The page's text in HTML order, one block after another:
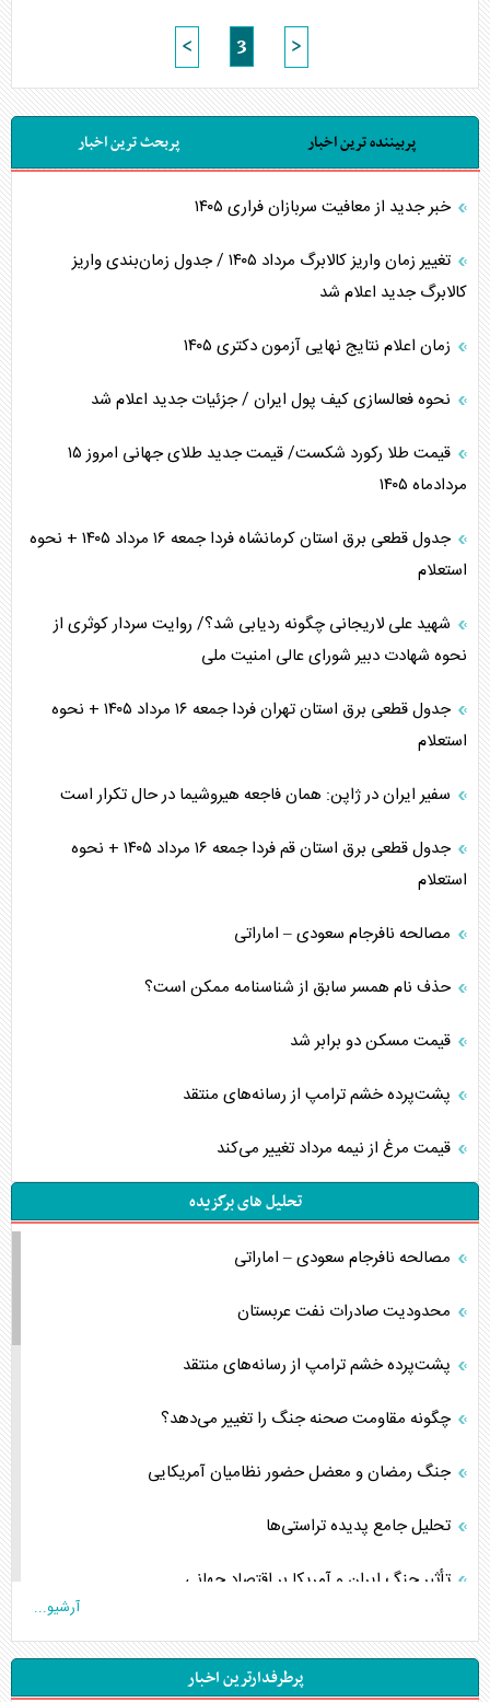
< 3 >
پربیننده ترین اخبار پربحث ترین اخبار
خبر جدید از معافیت سربازان فراری ۱۴۰۵
تغییر زمان واریز کالابرگ مرداد ۱۴۰۵ / جدول زمان‌بندی واریز
کالابرگ جدید اعلام شد
زمان اعلام نتایج نهایی آزمون دکتری ۱۴۰۵
نحوه فعالسازی کیف پول ایران / جزئیات جدید اعلام شد
قیمت طلا رکورد شکست/ قیمت جدید طلای جهانی امروز ۱۵
مردادماه ۱۴۰۵
جدول قطعی برق استان کرمانشاه فردا جمعه ۱۶ مرداد ۱۴۰۵ + نحوه
استعلام
شهید علی لاریجانی چگونه ردیابی شد؟/ روایت سردار کوثری از
نحوه شهادت دبیر شورای عالی امنیت ملی
جدول قطعی برق استان تهران فردا جمعه ۱۶ مرداد ۱۴۰۵ + نحوه
استعلام
سفیر ایران در ژاپن: همان فاجعه هیروشیما در حال تکرار است
جدول قطعی برق استان قم فردا جمعه ۱۶ مرداد ۱۴۰۵ + نحوه
استعلام
مصالحه نافرجام سعودی – اماراتی
حذف نام همسر سابق از شناسنامه ممکن است؟
قیمت مسکن دو برابر شد
پشت‌پرده خشم ترامپ از رسانه‌های منتقد
قیمت مرغ از نیمه مرداد تغییر می‌کند
تحلیل های برگزیده
مصالحه نافرجام سعودی – اماراتی
محدودیت صادرات نفت عربستان
پشت‌پرده خشم ترامپ از رسانه‌های منتقد
چگونه مقاومت صحنه جنگ را تغییر می‌دهد؟
جنگ رمضان و معضل حضور نظامیان آمریکایی
تحلیل جامع پدیده تراستی‌ها
تأثیر جنگ ایران و آمریکا بر اقتصاد جهانی
تخریب پل‌ها در اوکراین و فروپاشی روایت دوگانه غرب
اربعین، کابوس مشترک تل‌آویو-واشنگتن
آرشیو...
پرطرفدارترین اخبار